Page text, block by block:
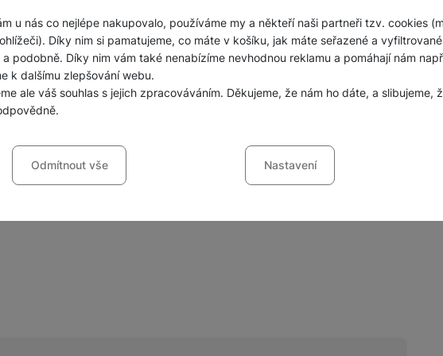
u nás co nejlépe nakupovalo, používáme my a někteří naši partneři tzv. cookies
Díky nim si pamatujeme, co máte v košíku, jak máte seřazené a
a podobně. Díky nim vám také nenabízíme nevhodnou reklamu a pomáhají nám
k dalšímu zlepšování webu.
ale váš souhlas s jejich zpracováváním. Děkujeme, že nám ho dáte, a slibujeme,
souhlasů s kategoriemi cookies
bez těchto cookies náš web nebude fungovat
Odmítnout vše Nastavení
Ano
Ne
Ne
Obsah balení
ochranný kryt